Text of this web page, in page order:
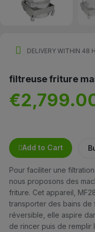
DELIVERY WITHIN 48
filtreuse friture
Add to Cart
Pour faciliter une
nous proposons des
friture. Cet appareil,
transporter des bains de
réversible, elle aspire
de rincer puis de remplir